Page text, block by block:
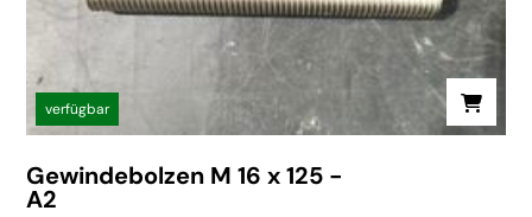
verfügbar
Gewindebolzen M 16 x 125 -
A2